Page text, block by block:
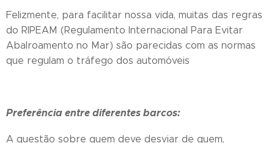
Felizmente, para facilitar nossa vida, muitas das regras
do RIPEAM (Regulamento Internacional Para Evitar
Abalroamento no Mar) são parecidas com as normas
que regulam o tráfego dos automóveis
Preferência entre diferentes barcos:
A questão sobre quem deve desviar de quem,